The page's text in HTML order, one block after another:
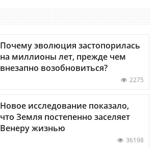
Почему эволюция застопорилась
на миллионы лет, прежде чем
внезапно возобновиться?
2275
Новое исследование показало,
что Земля постепенно заселяет
Венеру жизнью
36198